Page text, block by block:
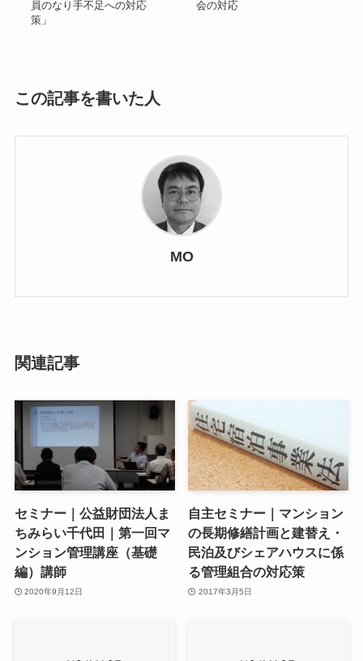
員のなり手不足への対応
策」
会の対応
この記事を書いた人
MO
関連記事
セミナー｜公益財団法人ま
ちみらい千代田｜第一回マ
ンション管理講座（基礎
編）講師
2020年9月12日
自主セミナー｜マンション
の長期修繕計画と建替え・
民泊及びシェアハウスに係
る管理組合の対応策
2017年3月5日